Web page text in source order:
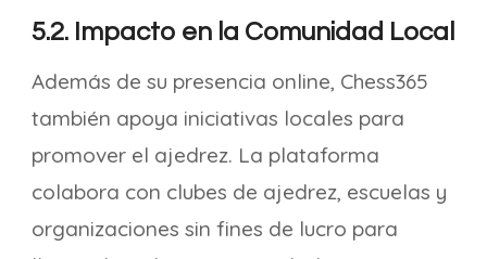
5.2. Impacto en la Comunidad Local
Además de su presencia online, Chess365
también apoya iniciativas locales para
promover el ajedrez. La plataforma
colabora con clubes de ajedrez, escuelas y
organizaciones sin fines de lucro para